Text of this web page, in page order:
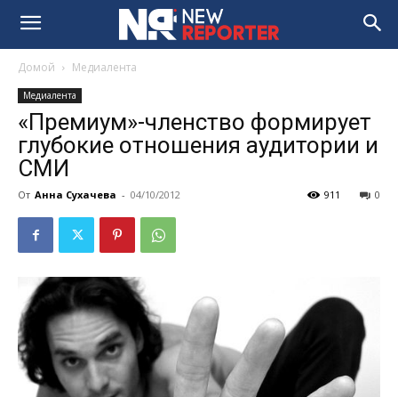
Домой Медиалента
Медиалента
«Премиум»-членство формирует
глубокие отношения аудитории и
СМИ
От Анна Сухачева - 04/10/2012 0
911